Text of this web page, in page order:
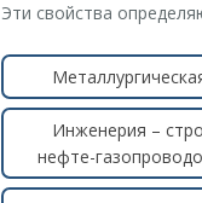
Эти свойства
Инженерия –
нефте-